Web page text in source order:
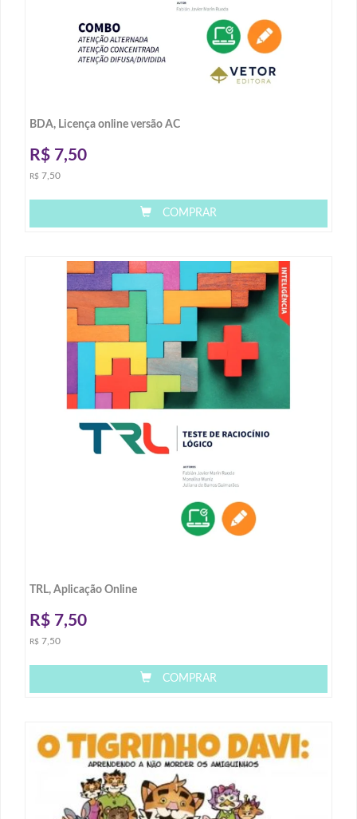
BDA, Licença online versão AC
R$ 7,50
R$ 7,50
COMPRAR
TRL, Aplicação Online
R$ 7,50
R$ 7,50
COMPRAR